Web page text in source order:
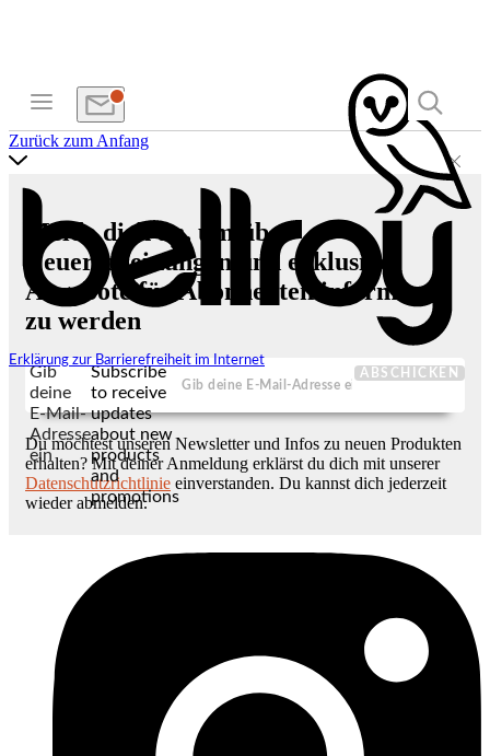
Erklärung zur Barrierefreiheit im Internet
Zurück zum Anfang
Melde dich an, um über
Neuerscheinungen und exklusive
Angebote für Abonnenten informiert
zu werden
Gib
deine
E-Mail-
Adresse
ein
Subscribe
to receive
updates
about new
products
and
promotions
ABSCHICKEN
Du möchtest unseren Newsletter und Infos zu neuen Produkten
erhalten? Mit deiner Anmeldung erklärst du dich mit unserer
Datenschutzrichtlinie einverstanden. Du kannst dich jederzeit
wieder abmelden.